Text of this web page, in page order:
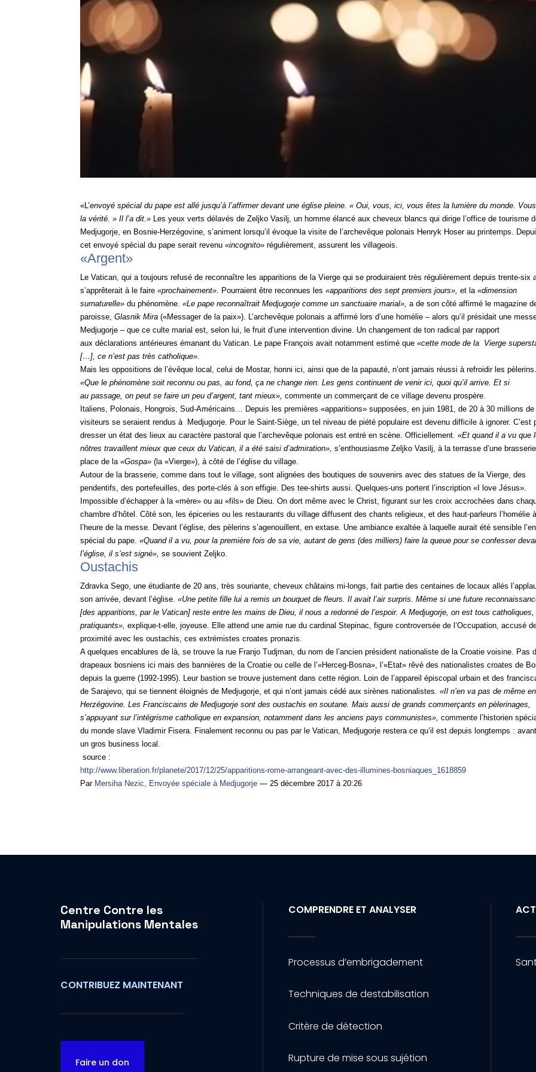
«L’envoyé spécial du pape est allé jusqu’à l’affirmer devant une église pleine. « Oui, vous, ici, vous êtes la lumière du monde.
la vérité. » Il l’a dit.» Les yeux verts délavés de Zeljko Vasilj, un homme élancé aux cheveux blancs qui dirige l’office de tourisme
Medjugorje, en Bosnie-Herzégovine, s’animent lorsqu’il évoque la visite de l’archevêque polonais Henryk Hoser au printemps.
cet envoyé spécial du pape serait revenu«incognito» régulièrement, assurent les villageois.
«Argent»
Le Vatican, qui a toujours refusé de reconnaître les apparitions de la Vierge qui se produiraient très régulièrement depuis trente-six
s’apprêterait à le faire«prochainement». Pourraient être reconnues les«apparitions des sept premiers jours», et la«dimension
surnaturelle» du phénomène.«Le pape reconnaîtrait Medjugorje comme un sanctuaire marial»,a de son côté affirmé le magazine
paroisse,Glasnik Mira («Messager de la paix»). L’archevêque polonais a affirmé lors d’une homélie – alors qu’il présidait une
Medjugorje – que ce culte marial est, selon lui, le fruit d’une intervention divine. Un changement de ton radical par rapport
aux déclarations antérieures émanant du Vatican. Le pape François avait notamment estimé que«cette mode de la Vierge
[…], ce n’est pas très catholique».
Mais les oppositions de l’évêque local, celui de Mostar, honni ici, ainsi que de la papauté, n’ont jamais réussi à refroidir les
«Que le phénomène soit reconnu ou pas, au fond, ça ne change rien. Les gens continuent de venir ici, quoi qu’il arrive. Et si
au passage, on peut se faire un peu d’argent, tant mieux», commente un commerçant de ce village devenu prospère.
Italiens, Polonais, Hongrois, Sud-Américains… Depuis les premières «apparitions» supposées, en juin 1981, de 20 à 30 millions de
visiteurs se seraient rendus à Medjugorje. Pour le Saint-Siège, un tel niveau de piété populaire est devenu difficile à ignorer. C’est
dresser un état des lieux au caractère pastoral que l’archevêque polonais est entré en scène. Officiellement.«Et quand il a vu que
nôtres travaillent mieux que ceux du Vatican, il a été saisi d’admiration»,s’enthousiasme Zeljko Vasilj, à la terrasse d’une brasserie
place de la«Gospa» (la «Vierge»), à côté de l’église du village.
Autour de la brasserie, comme dans tout le village, sont alignées des boutiques de souvenirs avec des statues de la Vierge, des
pendentifs, des portefeuilles, des porte-clés à son effigie. Des tee-shirts aussi. Quelques-uns portent l’inscription «I love Jésus».
Impossible d’échapper à la «mère» ou au «fils» de Dieu. On dort même avec le Christ, figurant sur les croix accrochées dans
chambre d’hôtel. Côté son, les épiceries ou les restaurants du village diffusent des chants religieux, et des haut-parleurs l’homélie
l’heure de la messe. Devant l’église, des pèlerins s’agenouillent, en extase. Une ambiance exaltée à laquelle aurait été sensible
spécial du pape.«Quand il a vu, pour la première fois de sa vie, autant de gens (des milliers) faire la queue pour se confesser
l’église, il s’est signé», se souvient Zeljko.
Oustachis
Zdravka Sego, une étudiante de 20 ans, très souriante, cheveux châtains mi-longs, fait partie des centaines de locaux allés
son arrivée, devant l’église.«Une petite fille lui a remis un bouquet de fleurs. Il avait l’air surpris. Même si une future
[des apparitions, par le Vatican] reste entre les mains de Dieu, il nous a redonné de l’espoir. A Medjugorje, on est tous
pratiquants»,explique-t-elle, joyeuse. Elle attend une amie rue du cardinal Stepinac, figure controversée de l’Occupation, accusé
proximité avec les oustachis, ces extrémistes croates pronazis.
A quelques encablures de là, se trouve la rue Franjo Tudjman, du nom de l’ancien président nationaliste de la Croatie voisine. Pas
drapeaux bosniens ici mais des bannières de la Croatie ou celle de l’«Herceg-Bosna», l’«Etat» rêvé des nationalistes croates de
depuis la guerre (1992-1995). Leur bastion se trouve justement dans cette région. Loin de l’appareil épiscopal urbain et des
de Sarajevo, qui se tiennent éloignés de Medjugorje, et qui n’ont jamais cédé aux sirènes nationalistes.«Il n’en va pas de même en
Herzégovine. Les Franciscains de Medjugorje sont des oustachis en soutane. Mais aussi de grands commerçants en pèlerinages,
s’appuyant sur l’intégrisme catholique en expansion, notamment dans les anciens pays communistes»,commente l’historien
du monde slave Vladimir Fisera. Finalement reconnu ou pas par le Vatican, Medjugorje restera ce qu’il est depuis longtemps :
un gros business local.
source :
http://www.liberation.fr/planete/2017/12/25/apparitions-rome-arrangeant-avec-des-illumines-bosniaques_1618859
Par Mersiha Nezic , Envoyée spéciale à Medjugorje — 25 décembre 2017 à 20:26
Centre Contre les
Manipulations Mentales
CONTRIBUEZ MAINTENANT
Faire un don
COMPRENDRE ET ANALYSER
Processus d’embrigadement
Techniques de destabilisation
Critère de détection
Rupture de mise sous sujétion